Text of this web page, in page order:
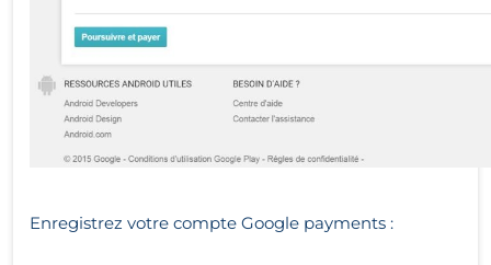
Enregistrez votre compte Google payments :